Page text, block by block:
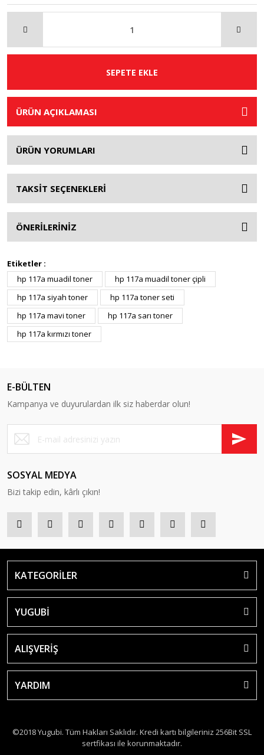
SEPETE EKLE
ÜRÜN AÇIKLAMASI
ÜRÜN YORUMLARI
TAKSİT SEÇENEKLERİ
ÖNERİLERİNİZ
Etiketler :
hp 117a muadil toner
hp 117a muadil toner çipli
hp 117a siyah toner
hp 117a toner seti
hp 117a mavi toner
hp 117a sarı toner
hp 117a kırmızı toner
E-BÜLTEN
Kampanya ve duyurulardan ilk siz haberdar olun!
SOSYAL MEDYA
Bizi takip edin, kârlı çıkın!
KATEGORİLER
YUGUBİ
ALIŞVERİŞ
YARDIM
©2018 Yugubi. Tüm Hakları Saklıdır. Kredi kartı bilgileriniz 256Bit SSL
sertfikası ile korunmaktadır.